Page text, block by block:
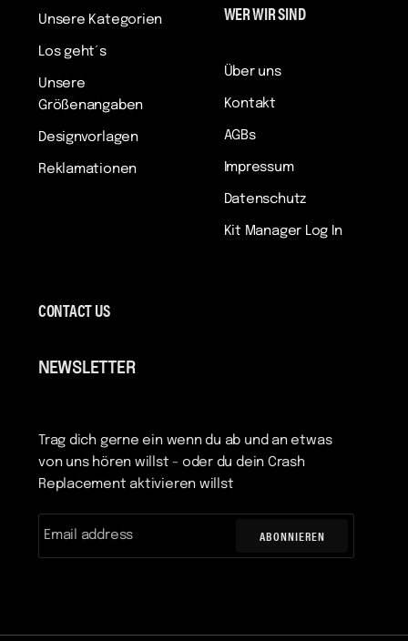
Unsere Kategorien
Los geht´s
Unsere
Größenangaben
Designvorlagen
Reklamationen
WER WIR SIND
Über uns
Kontakt
AGBs
Impressum
Datenschutz
Kit Manager Log In
CONTACT US
NEWSLETTER
Trag dich gerne ein wenn du ab und an etwas
von uns hören willst - oder du dein Crash
Replacement aktivieren willst
ABONNIEREN